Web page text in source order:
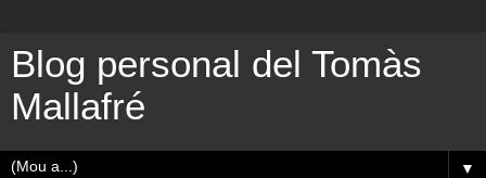
Blog personal del Tomàs
Mallafré
▼